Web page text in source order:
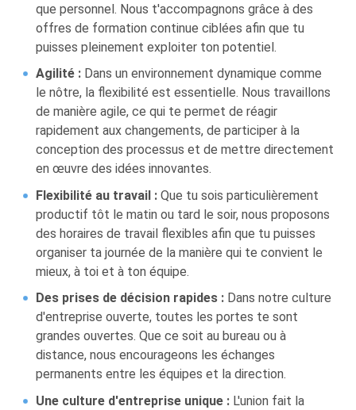
que personnel. Nous t'accompagnons grâce à des
offres de formation continue ciblées afin que tu
puisses pleinement exploiter ton potentiel.
Agilité : Dans un environnement dynamique comme
le nôtre, la flexibilité est essentielle. Nous travaillons
de manière agile, ce qui te permet de réagir
rapidement aux changements, de participer à la
conception des processus et de mettre directement
en œuvre des idées innovantes.
Flexibilité au travail : Que tu sois particulièrement
productif tôt le matin ou tard le soir, nous proposons
des horaires de travail flexibles afin que tu puisses
organiser ta journée de la manière qui te convient le
mieux, à toi et à ton équipe.
Des prises de décision rapides : Dans notre culture
d'entreprise ouverte, toutes les portes te sont
grandes ouvertes. Que ce soit au bureau ou à
distance, nous encourageons les échanges
permanents entre les équipes et la direction.
Une culture d'entreprise unique : L'union fait la